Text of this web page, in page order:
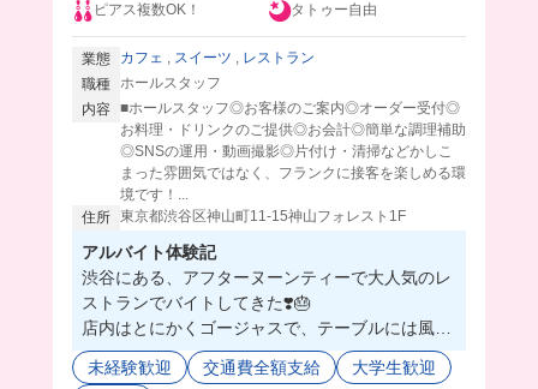
ピアス複数OK！
タトゥー自由
業態 カフェ スイーツ
レストラン
職種
ホールスタッフ
内容 ■ホールスタッフ◎お客様のご案内◎オーダー受付◎
お料理・ドリンクのご提供◎お会計◎簡単な調理補助
◎SNSの運用・動画撮影◎片付け・清掃などかしこ
まった雰囲気ではなく、フランクに接客を楽しめる環
境です！...
住所 東京都渋谷区神山町11-15神山フォレスト1F
アルバイト体験記
渋谷にある、アフターヌーンティーで大人気のレ
ストランでバイトしてきた❣️🎂
店内はとにかくゴージャスで、テーブルには風船
とか可愛い装飾がたくさんで癒しの塊だった🥺❤️‍🔥
実は推し活してるお客様が多いから、ドレスと推
未経験歓迎 交通費全額支給
大学生歓迎